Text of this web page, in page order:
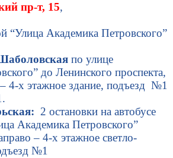
пр-т, 15,
“Улица Академика Петровского”
по улице
до Ленинского проспекта,
4-х этажное здание, подъезд №1
2 остановки на автобусе
Академика Петровского”
– 4-х этажное светло-
№1